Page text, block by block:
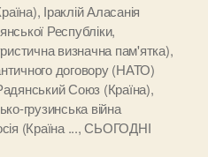
, Іраклій Аласанія
Республіки,
визначна пам'ятка),
договору (НАТО)
Союз (Країна),
грузинська війна
(Країна ...,СЬОГОДНІ